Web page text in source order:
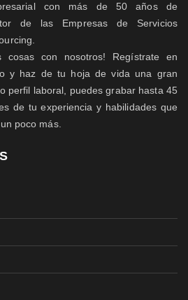
con más de 50 años de
de las Empresas de Servicios
cosas con nosotros! Regístrate en
y haz de tu hoja de vida una gran
perfil laboral, puedes grabar hasta 45
de tu experiencia y habilidades que
poco más.